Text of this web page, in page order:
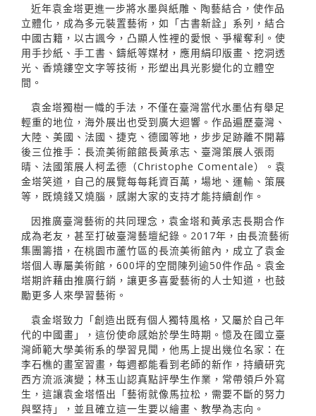
近年袁金塔更進一步將水墨與紙雕、陶藝結合，使作品
立體化，成為多元裝置藝術，如「古書新詮」系列，結合
中國古籍，以古諷今，凸顯人性裡的愛恨、爭權奪利。使
用手抄紙、手工書、鑄紙等媒材，應用絹印版畫、挖洞透
光、香燒鏤空文字等技術，形塑出具光影變化的立體空
間。
袁金塔獨樹一幟的手法，不僅在臺灣當代水墨佔有舉足
輕重的地位，海外展出也受到廣大迴響。作品遍歷臺灣、
大陸、美國、法國、捷克、德國等地，步步足跡離不開幕
後三位推手：長流美術館館長黃承志、臺灣策展人張雨
晴、法國策展人柯孟德（Christophe Comentale）。袁
金塔笑道，自己的展覽每每耗資百萬，場地、運輸、策展
等，既燒錢又燒腦，感謝大家的支持才能持續創作。
因推廣臺灣藝術的共同理念，袁金塔和黃承志長期合作
成為老友，甚至打破臺灣藝壇紀錄。2017年，由長流藝術
集團籌措，在桃園市蘆竹區的長流美術館內，成立了袁金
塔個人專屬美術館，600坪的空間陳列逾50件作品。袁金
塔期許藉由推廣行銷，讓更多喜愛藝術的人士知道，也鼓
勵更多人來學習藝術。
袁金塔致力「創造出既有個人獨特風格，又屬於自己年
代的中國畫」，這份使命感始於學生時期。憶及在國立臺
灣師範大學美術系的學習見聞，他馬上提出幾位名家：在
李石樵的畫室習畫，每週都能看到老師的新作，持續研究
西方流派演變；林玉山認真點評學生作業，常帶領戶外寫
生，這讓袁金塔悟出「藝術就像馬拉松，需要不斷的努力
與堅持」，並且確立這一生要以繪畫、教學為志向。